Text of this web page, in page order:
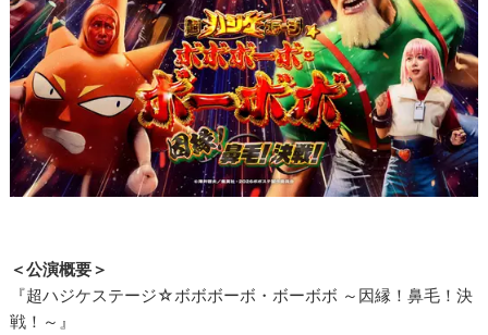
＜公演概要＞
『超ハジケステージ☆ボボボーボ・ボーボボ ～因縁！鼻毛！決
戦！～』